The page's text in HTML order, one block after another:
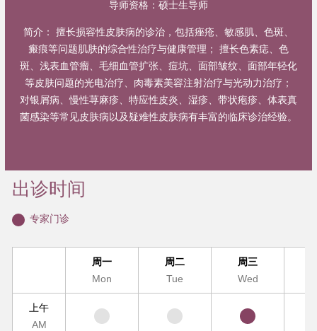
导师资格： 硕士生导师
简介：
擅长损容性皮肤病的诊治，包括痤疮、敏感肌、色斑、
瘢痕等问题肌肤的综合性治疗与健康管理； 擅长色素痣、色
斑、浅表血管瘤、毛细血管扩张、痘坑、面部皱纹、面部年轻化
等皮肤问题的光电治疗、肉毒素美容注射治疗与光动力治疗；
对银屑病、慢性荨麻疹、特应性皮炎、湿疹、带状疱疹、体表真
菌感染等常见皮肤病以及疑难性皮肤病有丰富的临床诊治经验。
出诊时间
专家门诊
周一
Mon
周二
Tue
周三
Wed
上午
AM